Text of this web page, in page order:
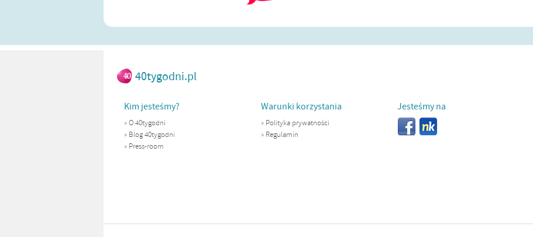
40tygodni.pl
Kim jesteśmy?
»O 40tygodni
» Blog 40tygodni
» Press-room
Warunki korzystania
» Polityka prywatności
» Regulamin
Jesteśmy na